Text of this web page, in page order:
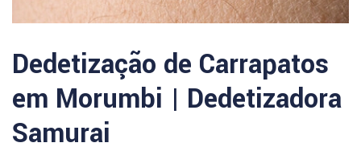
Dedetização de Carrapatos
em Morumbi | Dedetizadora
Samurai